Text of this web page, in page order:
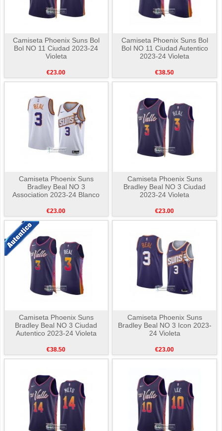
Camiseta Phoenix Suns Bol
Bol NO 11 Ciudad 2023-24
Violeta
€23.00
Camiseta Phoenix Suns Bol
Bol NO 11 Ciudad Autentico
2023-24 Violeta
€38.50
Camiseta Phoenix Suns
Bradley Beal NO 3
Association 2023-24 Blanco
€23.00
Camiseta Phoenix Suns
Bradley Beal NO 3 Ciudad
2023-24 Violeta
€23.00
Camiseta Phoenix Suns
Bradley Beal NO 3 Ciudad
Autentico 2023-24 Violeta
€38.50
Camiseta Phoenix Suns
Bradley Beal NO 3 Icon 2023-
24 Violeta
€23.00